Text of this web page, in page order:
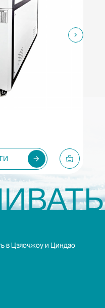
в Цзяочжоу и Циндао